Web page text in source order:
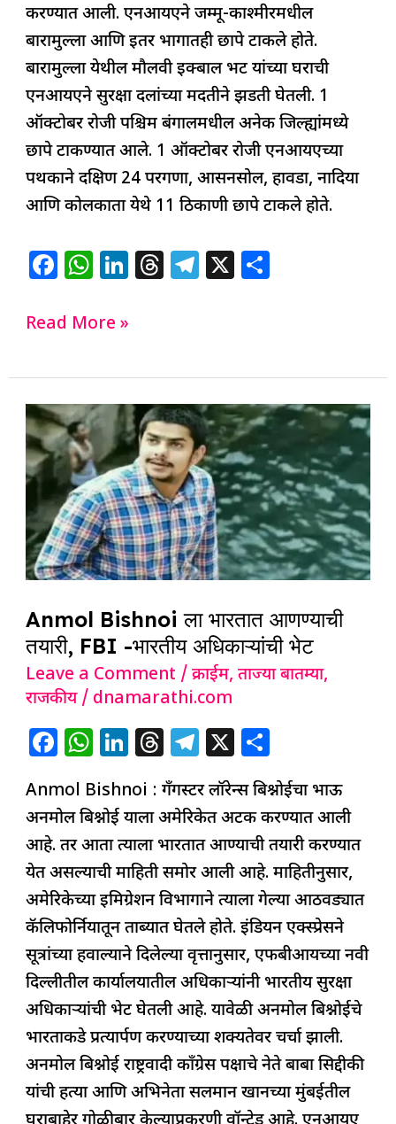
करण्यात आली. एनआयएने जम्मू-काश्मीरमधील
बारामुल्ला आणि इतर भागातही छापे टाकले होते.
बारामुल्ला येथील मौलवी इक्बाल भट यांच्या घराची
एनआयएने सुरक्षा दलांच्या मदतीने झडती घेतली. 1
ऑक्टोबर रोजी पश्चिम बंगालमधील अनेक जिल्ह्यांमध्ये
छापे टाकण्यात आले. 1 ऑक्टोबर रोजी एनआयएच्या
पथकाने दक्षिण 24 परगणा, आसनसोल, हावडा, नादिया
आणि कोलकाता येथे 11 ठिकाणी छापे टाकले होते.
F
c
b
o
o
k
W
at
A
p
p
Li
dI
n
T
d
s
T
ra
m
X
Read More »
Anmol Bishnoi ला भारतात आणण्याची
तयारी, FBI -भारतीय अधिकाऱ्यांची भेट
Leave a Comment /क्राईम,ताज्या बातम्या,
राजकीय/ dnamarathi.com
F
c
e
b
o
o
k
W
at
s
A
p
p
Li
k
e
dI
n
T
h
re
a
d
s
T
el
e
g
ra
m
X
h
ar
e
Anmol Bishnoi : गँगस्टर लॉरेन्स बिश्नोईचा भाऊ
अनमोल बिश्नोई याला अमेरिकेत अटक करण्यात आली
आहे. तर आता त्याला भारतात आण्याची तयारी करण्यात
येत असल्याची माहिती समोर आली आहे. माहितीनुसार,
अमेरिकेच्या इमिग्रेशन विभागाने त्याला गेल्या आठवड्यात
कॅलिफोर्नियातून ताब्यात घेतले होते. इंडियन एक्स्प्रेसने
सूत्रांच्या हवाल्याने दिलेल्या वृत्तानुसार, एफबीआयच्या नवी
दिल्लीतील कार्यालयातील अधिकाऱ्यांनी भारतीय सुरक्षा
अधिकाऱ्यांची भेट घेतली आहे. यावेळी अनमोल बिश्नोईचे
भारताकडे प्रत्यार्पण करण्याच्या शक्यतेवर चर्चा झाली.
अनमोल बिश्नोई राष्ट्रवादी काँग्रेस पक्षाचे नेते बाबा सिद्दीकी
यांची हत्या आणि अभिनेता सलमान खानच्या मुंबईतील
Anmol
Bishnoi
ला
भारतात
आणण्याची
तयारी,
FBI
-भारतीय
अधिकाऱ्यांची
भेट